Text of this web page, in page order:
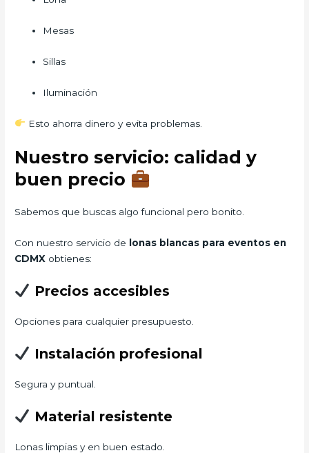
Mesas
Sillas
Iluminación
Esto ahorra dinero y evita problemas.
Nuestro servicio: calidad y
buen precio
Sabemos que buscas algo funcional pero bonito.
Con nuestro servicio de
lonas blancas para eventos en
CDMX obtienes:
Precios accesibles
Opciones para cualquier presupuesto.
Instalación profesional
Segura y puntual.
Material resistente
Lonas limpias y en buen estado.